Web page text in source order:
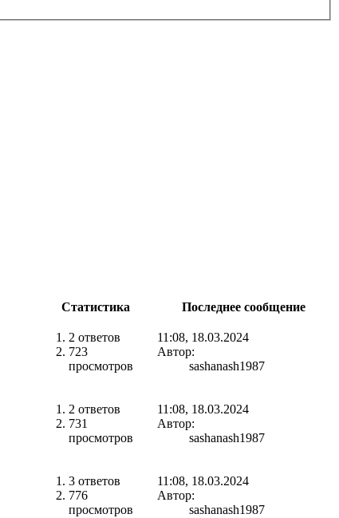
Статистика Последнее сообщение
2 ответов
723
просмотров
11:08, 18.03.2024
Автор:
sashanash1987
2 ответов
731
просмотров
11:08, 18.03.2024
Автор:
sashanash1987
3 ответов
776
просмотров
11:08, 18.03.2024
Автор:
sashanash1987